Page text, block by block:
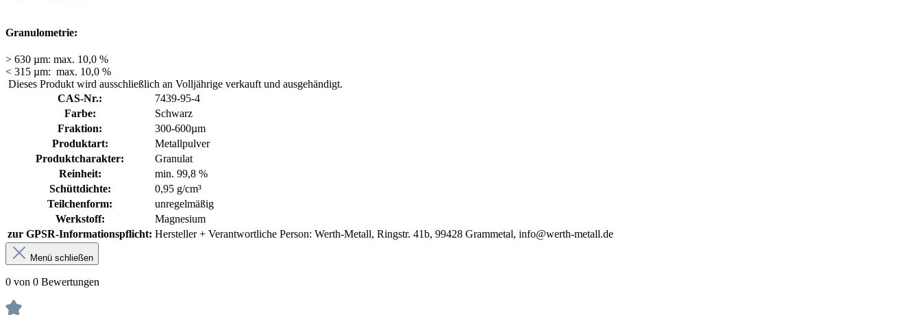
Granulometrie:
> 630 µm: max. 10,0 %
< 315 µm: max. 10,0 %
Dieses Produkt wird ausschließlich an Volljährige verkauft und ausgehändigt.
CAS-Nr.:
7439-95-4
Farbe:
Schwarz
Fraktion:
300-600µm
Produktart:
Metallpulver
Produktcharakter:
Granulat
Reinheit:
min. 99,8 %
Schüttdichte:
0,95 g/cm³
Teilchenform:
unregelmäßig
Werkstoff:
Magnesium
zur GPSR-Informationspflicht: Hersteller + Verantwortliche Person: Werth-Metall, Ringstr. 41b, 99428 Grammetal, info@werth-metall.de
Menü schließen
0 von 0 Bewertungen